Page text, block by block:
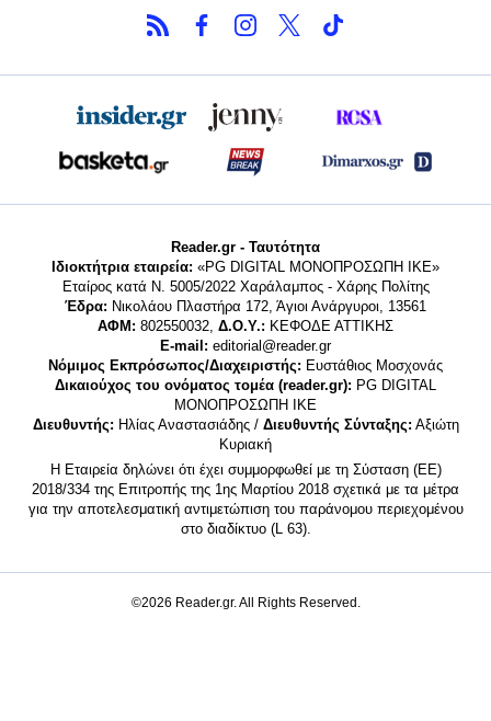
Reader.gr - Ταυτότητα
Ιδιοκτήτρια εταιρεία: «PG DIGITAL MONΟΠΡΟΣΩΠΗ ΙΚΕ»
Εταίρος κατά Ν. 5005/2022 Χαράλαμπος - Χάρης Πολίτης
Έδρα: Νικολάου Πλαστήρα 172, Άγιοι Ανάργυροι, 13561
ΑΦΜ: 802550032, Δ.Ο.Υ.: ΚΕΦΟΔΕ ΑΤΤΙΚΗΣ
E-mail: editorial@reader.gr
Νόμιμος Εκπρόσωπος/Διαχειριστής: Ευστάθιος Μοσχονάς
Δικαιούχος του ονόματος τομέα (reader.gr): PG DIGITAL
MONΟΠΡΟΣΩΠΗ ΙΚΕ
Διευθυντής: Ηλίας Αναστασιάδης / Διευθυντής Σύνταξης: Αξιώτη
Κυριακή
Η Εταιρεία δηλώνει ότι έχει συμμορφωθεί με τη Σύσταση (ΕΕ)
2018/334 της Επιτροπής της 1ης Μαρτίου 2018 σχετικά με τα μέτρα
για την αποτελεσματική αντιμετώπιση του παράνομου περιεχομένου
στο διαδίκτυο (L 63).
©2026 Reader.gr. All Rights Reserved.